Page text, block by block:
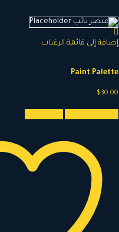
إضافة إلى قائمة الرغبات
Paint Palette
$30.00